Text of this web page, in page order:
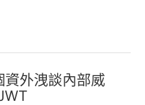
外洩談內部威